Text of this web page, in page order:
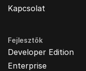
Kapcsolat
Fejlesztők
Developer Edition
Enterprise